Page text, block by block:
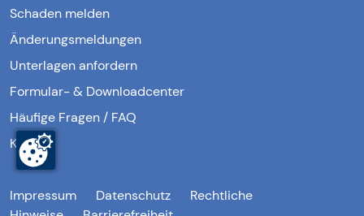
Schaden melden
Änderungsmeldungen
Unterlagen anfordern
Formular- & Downloadcenter
Häufige Fragen / FAQ
Kontakt
Impressum Datenschutz
Rechtliche